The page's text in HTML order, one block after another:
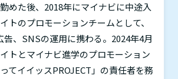
めた後、 2018年にマイナビに中途入
トのプロモーションチームとして、
、 SNSの運用に携わる。 2024年4月
トとマイナビ進学のプロモーション
てイイッスPROJECT 」の責任者を務